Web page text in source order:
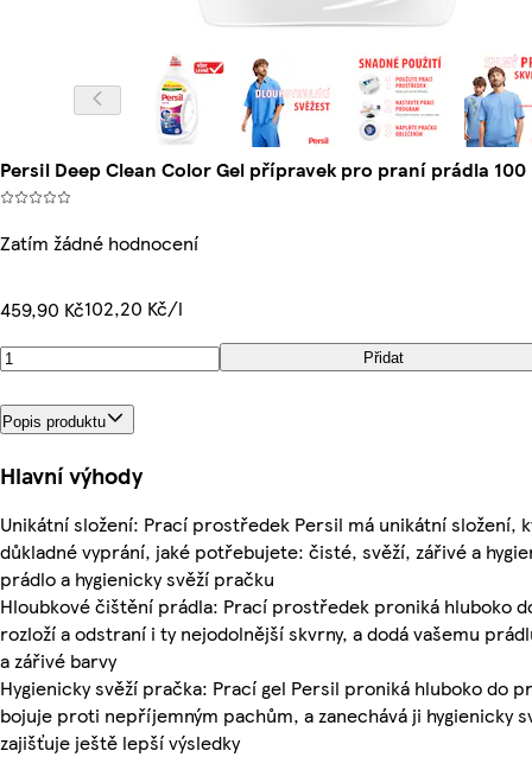
Persil Deep Clean Color Gel přípravek pro praní prádla
Zatím žádné hodnocení
459,90 Kč102,20 Kč/l
Přidat
Popis produktu
Hlavní výhody
Unikátní složení: Prací prostředek Persil má unikátní složení,
důkladné vyprání, jaké potřebujete: čisté, svěží, zářivé a
prádlo a hygienicky svěží pračku
Hloubkové čištění prádla: Prací prostředek proniká hluboko
rozloží a odstraní i ty nejodolnější skvrny, a dodá vašemu
a zářivé barvy
Hygienicky svěží pračka: Prací gel Persil proniká hluboko do
bojuje proti nepříjemným pachům, a zanechává ji hygienicky
zajišťuje ještě lepší výsledky